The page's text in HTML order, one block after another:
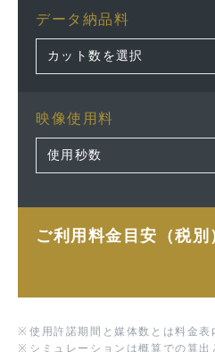
データ納品料
映像使用料
ご利用料金目安（税別
※ 使用許諾期間と媒体数とは料金表
※ シミュレーションは概算での算出